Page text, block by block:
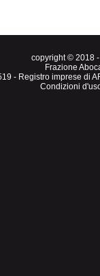
copyright © 2018 -
Frazione
- Registro imprese di
Condizioni